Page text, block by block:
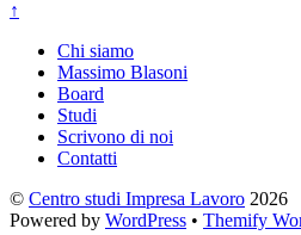
↑
Chi siamo
Massimo Blasoni
Board
Studi
Scrivono di noi
Contatti
© Centro studi Impresa Lavoro 2026
Powered by WordPress • Themify